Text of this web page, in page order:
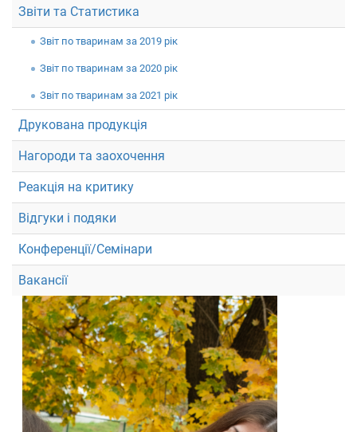
Звіти та Статистика
Звiт по тваринам за 2019 рік
Звiт по тваринам за 2020 рік
Звiт по тваринам за 2021 рік
Друкована продукція
Нагороди та заохочення
Реакція на критику
Відгуки і подяки
Конференції/Семінари
Вакансії